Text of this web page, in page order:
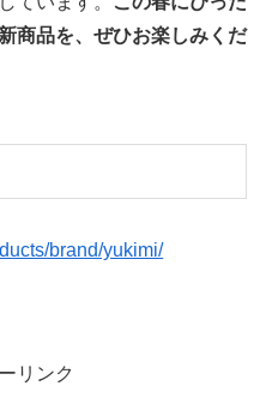
商品を、ぜひお楽しみくだ
brand/yukimi/
リンク